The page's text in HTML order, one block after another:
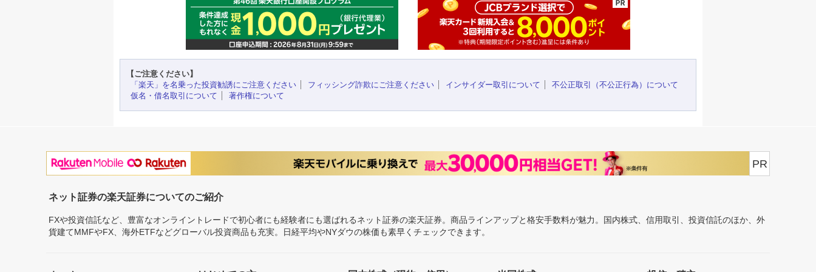
【ご注意ください】
「楽天」を名乗った投資勧誘にご注意ください
フィッシング詐欺にご注意ください インサイダー取引について
不公正取引（不公正行為）について
仮名・借名取引について
著作権について
PR
ネット証券の楽天証券についてのご紹介
FXや投資信託など、豊富なオンライントレードで初心者にも経験者にも選ばれるネット証券の楽天証券。商品ラインアップと格安手数料が魅力。国内株式、信用取引、投資信託のほか、外
貨建てMMFやFX、海外ETFなどグローバル投資商品も充実。日経平均やNYダウの株価も素早くチェックできます。